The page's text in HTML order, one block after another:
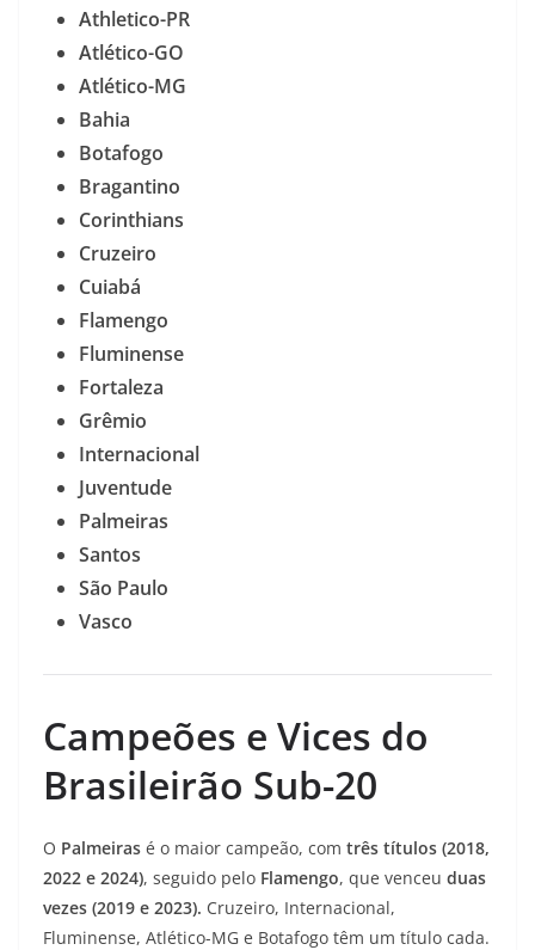
Athletico-PR
Atlético-GO
Atlético-MG
Bahia
Botafogo
Bragantino
Corinthians
Cruzeiro
Cuiabá
Flamengo
Fluminense
Fortaleza
Grêmio
Internacional
Juventude
Palmeiras
Santos
São Paulo
Vasco
Campeões e Vices do
Brasileirão Sub-20
O Palmeiras é o maior campeão, com três títulos (2018,
2022 e 2024), seguido pelo Flamengo, que venceu duas
vezes (2019 e 2023). Cruzeiro, Internacional,
Fluminense, Atlético-MG e Botafogo têm um título cada.